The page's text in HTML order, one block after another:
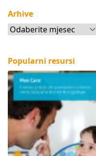
Arhive
Arhive
Popularni resursi